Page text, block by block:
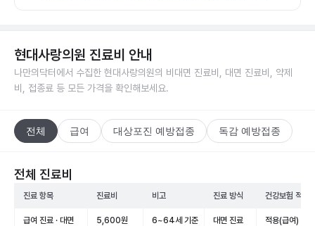
현대사랑의원 진료비 안내
나만의닥터에서 수집한 현대사랑의원의 비대면 진료비, 대면 진료비, 약제
비, 접종료 등 모든 가격을 확인해보세요.
전체 급여 대상포진 예방접종 독감 예방접종
전체 진료비
진료 항목 진료비 비고 진료 방식 건강보험 적용
급여 진료 · 대면 5,600원 6~64세 기준 대면 진료 적용(급여)